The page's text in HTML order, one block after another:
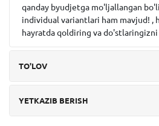
qanday byudjetga mo'ljallangan
individual variantlari ham mavjud! ,
hayratda qoldiring va
TO'LOV
YETKAZIB BERISH